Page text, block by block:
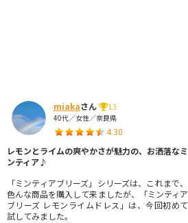
miakaさん
13
40代／女性／奈良県
4.30
レモンとライムの爽やかさが魅力の、お洒落なミ
ンティア♪
「ミンティアブリーズ」シリーズは、これまで、
色んな商品を購入して来ましたが、「ミンティア
ブリーズ レモンライムドレス」は、今回初めて
試してみました。